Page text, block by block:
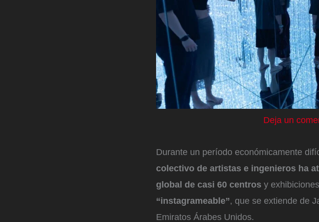
Deja un
Durante un período económicamente
colectivo de artistas e ingenieros ha
global de casi 60 centros y
“instagrameable”, que se extiende de
Emiratos Árabes Unidos.